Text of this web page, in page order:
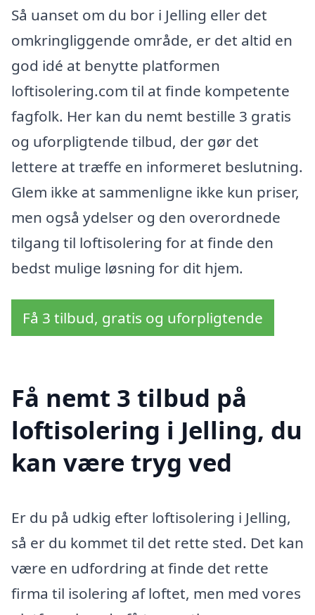
Så uanset om du bor i Jelling eller det
omkringliggende område, er det altid en
god idé at benytte platformen
loftisolering.com til at finde kompetente
fagfolk. Her kan du nemt bestille 3 gratis
og uforpligtende tilbud, der gør det
lettere at træffe en informeret beslutning.
Glem ikke at sammenligne ikke kun priser,
men også ydelser og den overordnede
tilgang til loftisolering for at finde den
bedst mulige løsning for dit hjem.
Få 3 tilbud, gratis og uforpligtende
Få nemt 3 tilbud på
loftisolering i Jelling, du
kan være tryg ved
Er du på udkig efter loftisolering i Jelling,
så er du kommet til det rette sted. Det kan
være en udfordring at finde det rette
firma til isolering af loftet, men med vores